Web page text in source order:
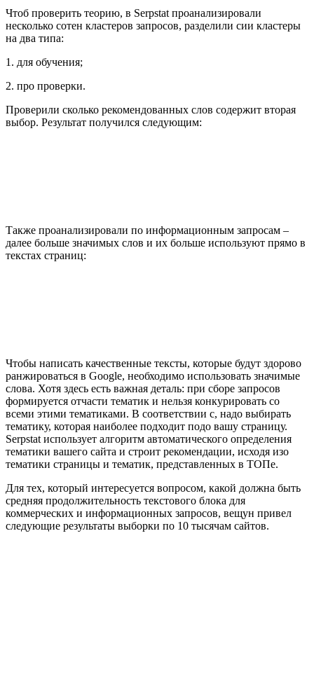
Чтоб проверить теорию, в Serpstat проанализировали
несколько сотен кластеров запросов, разделили сии кластеры
на два типа:
1. для обучения;
2. про проверки.
Проверили сколько рекомендованных слов содержит вторая
выбор. Результат получился следующим:
Также проанализировали по информационным запросам –
далее больше значимых слов и их больше используют прямо в
текстах страниц:
Чтобы написать качественные тексты, которые будут здорово
ранжироваться в Google, необходимо использовать значимые
слова. Хотя здесь есть важная деталь: при сборе запросов
формируется отчасти тематик и нельзя конкурировать со
всеми этими тематиками. В соответствии с, надо выбирать
тематику, которая наиболее подходит подо вашу страницу.
Serpstat использует алгоритм автоматического определения
тематики вашего сайта и строит рекомендации, исходя изо
тематики страницы и тематик, представленных в ТОПе.
Для тех, который интересуется вопросом, какой должна быть
средняя продолжительность текстового блока для
коммерческих и информационных запросов, вещун привел
следующие результаты выборки по 10 тысячам сайтов.